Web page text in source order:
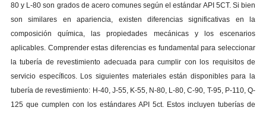
80 y L-80 son grados de acero comunes según el estándar API 5CT. Si bien
son similares en apariencia, existen diferencias significativas en la
composición química, las propiedades mecánicas y los escenarios
aplicables. Comprender estas diferencias es fundamental para seleccionar
la tubería de revestimiento adecuada para cumplir con los requisitos de
servicio específicos. Los siguientes materiales están disponibles para la
tubería de revestimiento: H-40, J-55, K-55, N-80, L-80, C-90, T-95, P-110, Q-
125 que cumplen con los estándares API 5ct. Estos incluyen tuberías de